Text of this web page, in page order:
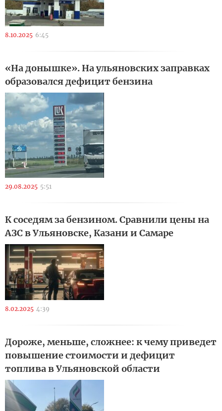
8.10.2025 6:45
«На донышке». На ульяновских заправках
образовался дефицит бензина
29.08.2025 5:51
К соседям за бензином. Сравнили цены на
АЗС в Ульяновске, Казани и Самаре
8.02.2025 4:39
Дороже, меньше, сложнее: к чему приведет
повышение стоимости и дефицит
топлива в Ульяновской области